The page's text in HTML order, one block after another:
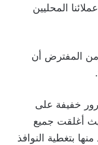
المحليين
المفترض أن
خفيفة على
أغلقت جميع
منها بتغطية النوافذ